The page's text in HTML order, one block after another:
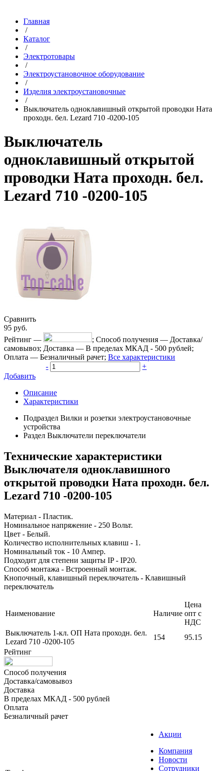
Главная
/
Каталог
/
Электротовары
/
Электроустановочное оборудование
/
Изделия электроустановочные
/
Выключатель одноклавишный открытой проводки Ната
проходн. бел. Lezard 710 -0200-105
Выключатель
одноклавишный открытой
проводки Ната проходн. бел.
Lezard 710 -0200-105
Сравнить
95 руб.
Рейтинг — ; Способ получения — Доставка/
самовывоз; Доставка — В пределах МКАД - 500 рублей;
Оплата — Безналичный рачет; Все характеристики
-
+
Добавить
Описание
Характеристики
Подраздел Вилки и розетки электроустановочные
устройства
Раздел Выключатели переключатели
Технические характеристики
Выключателя одноклавишного
открытой проводки Ната проходн. бел.
Lezard 710 -0200-105
Материал - Пластик.
Номинальное напряжение - 250 Вольт.
Цвет - Белый.
Количество исполнительных клавиш - 1.
Номинальный ток - 10 Ампер.
Подходит для степени защиты IP - IP20.
Способ монтажа - Встроенный монтаж.
Кнопочный, клавишный переключатель - Клавишный
переключатель
Наименование Наличие
Цена
опт с
НДС
Выключатель 1-кл. ОП Ната проходн. бел.
Lezard 710 -0200-105
154
95.15
Рейтинг
Способ получения
Доставка/самовывоз
Доставка
В пределах МКАД - 500 рублей
Оплата
Безналичный рачет
Акции
Компания
Новости
Сотрудники